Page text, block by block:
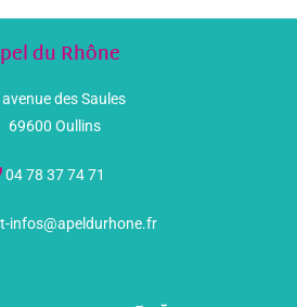
du Rhône
des Saules
69600 Oullins
04 78 37 74 71
infos@apeldurhone.fr